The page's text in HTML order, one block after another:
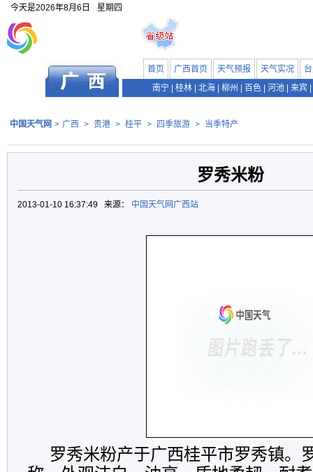
今天是2026年8月6日 星期四
首页 广西首页 天气预报 天气实况
南宁
桂林 北海 柳州 百色 河池 来宾
中国天气网 > 广西 > 贵港 > 桂平 > 四季旅游 > 当季特产
罗秀米粉
2013-01-10 16:37:49 来源： 中国天气网广西站
罗秀米粉产于广西桂平市罗秀镇。